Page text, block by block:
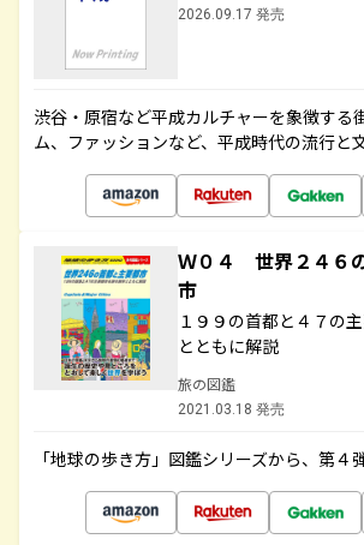
2026.09.17 発売
渋谷・原宿など平成カルチャーを象徴する
ム、ファッションなど、平成時代の流行と
Ｗ０４ 世界２４６
市
１９９の首都と４７の
とともに解説
旅の図鑑
2021.03.18 発売
「地球の歩き方」図鑑シリーズから、第４